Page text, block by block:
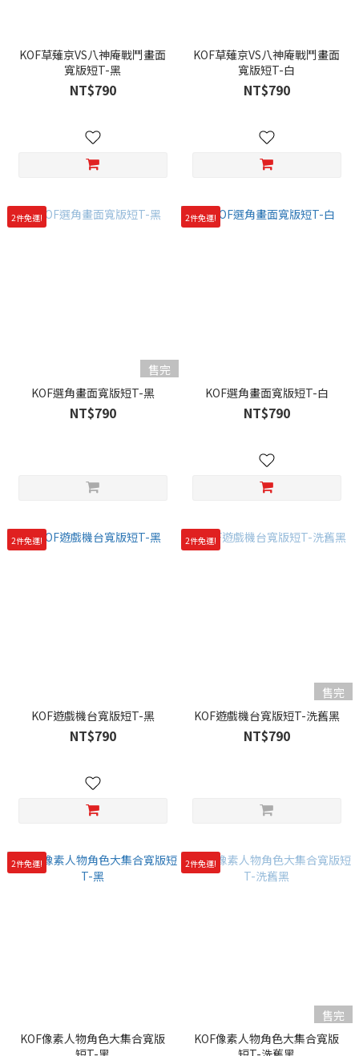
KOF草薙京VS八神庵戰鬥畫面
寬版短T-黑
NT$790
KOF草薙京VS八神庵戰鬥畫面
寬版短T-白
NT$790
2件免運!
售完
KOF選角畫面寬版短T-黑
NT$790
2件免運!
KOF選角畫面寬版短T-白
NT$790
2件免運!
KOF遊戲機台寬版短T-黑
NT$790
2件免運!
售完
KOF遊戲機台寬版短T-洗舊黑
NT$790
2件免運!
KOF像素人物角色大集合寬版
2件免運!
售完
KOF像素人物角色大集合寬版